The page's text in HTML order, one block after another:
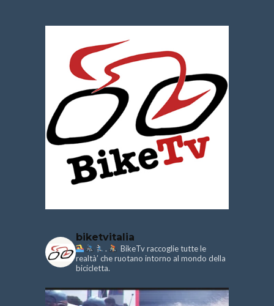
biketvitalia
.
BikeTv raccoglie tutte le
realtà’ che ruotano intorno al mondo della
bicicletta.